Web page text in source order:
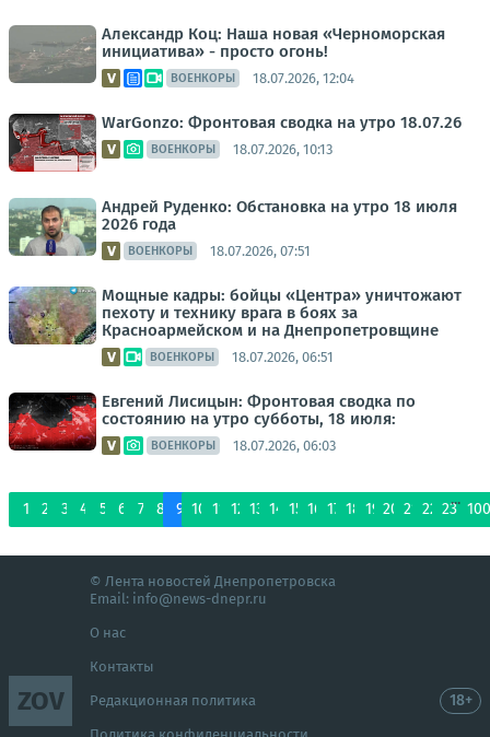
Александр Коц: Наша новая «Черноморская
инициатива» - просто огонь!
ВОЕНКОРЫ 18.07.2026, 12:04
WarGonzo: Фронтовая сводка на утро 18.07.26
ВОЕНКОРЫ 18.07.2026, 10:13
Андрей Руденко: Обстановка на утро 18 июля
2026 года
ВОЕНКОРЫ 18.07.2026, 07:51
Мощные кадры: бойцы «Центра» уничтожают
пехоту и технику врага в боях за
Красноармейском и на Днепропетровщине
ВОЕНКОРЫ 18.07.2026, 06:51
Евгений Лисицын: Фронтовая сводка по
состоянию на утро субботы, 18 июля:
ВОЕНКОРЫ 18.07.2026, 06:03
1 2 3 4 5 6 7 8 9 10 11 12 13 14 15 16 17 18 19 20 21 22 23
...
ZOV
© Лента новостей Днепропетровска
Email: info@news-dnepr.ru
О нас
Контакты
Редакционная политика 18+